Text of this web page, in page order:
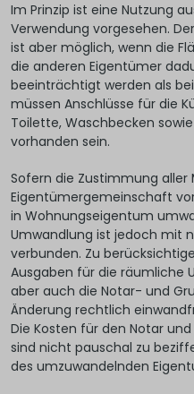
Im Prinzip ist eine Nutzung
Verwendung vorgesehen.
ist aber möglich, wenn die
die anderen Eigentümer
beeinträchtigt werden als
müssen Anschlüsse für die
Toilette, Waschbecken
vorhanden sein.
Sofern die Zustimmung aller
Eigentümergemeinschaft
in Wohnungseigentum
Umwandlung ist jedoch mit
verbunden. Zu
Ausgaben für die räumliche
aber auch die Notar- und
Änderung rechtlich
Die Kosten für den Notar
sind nicht pauschal zu
des umzuwandelnden